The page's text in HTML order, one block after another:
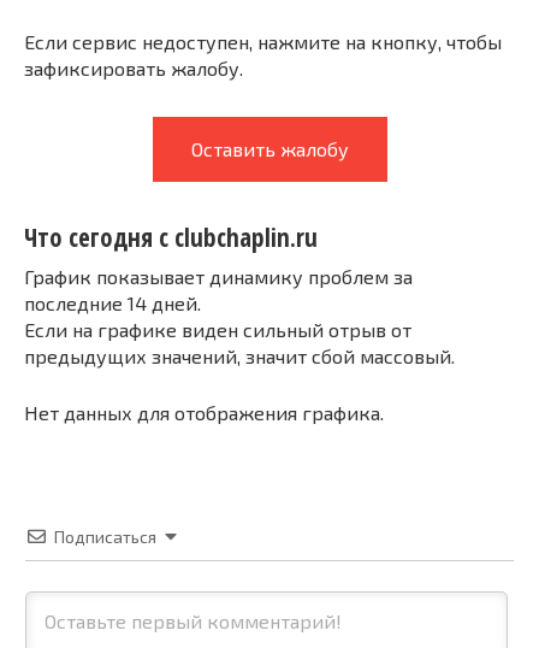
Если сервис недоступен, нажмите на кнопку, чтобы
зафиксировать жалобу.
Оставить жалобу
Что сегодня с clubchaplin.ru
График показывает динамику проблем за
последние 14 дней.
Если на графике виден сильный отрыв от
предыдущих значений, значит сбой массовый.
Нет данных для отображения графика.
Подписаться